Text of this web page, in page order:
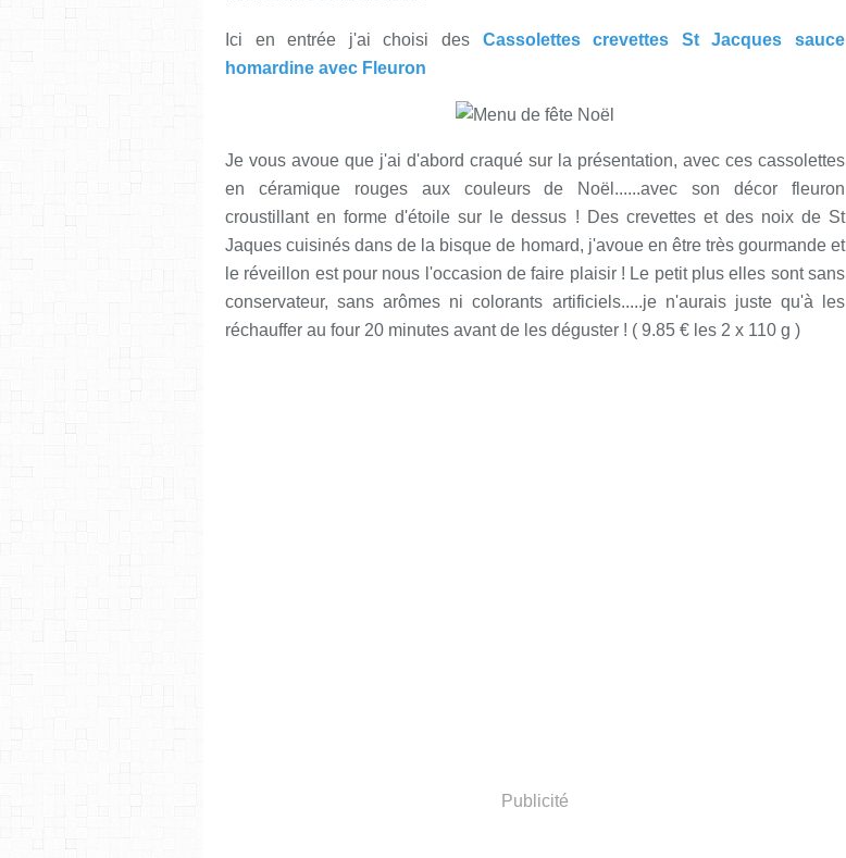
Ici en entrée j'ai choisi des
Cassolettes crevettes St Jacques sauce
homardine avec Fleuron
Je vous avoue que j'ai d'abord craqué sur la présentation, avec ces cassolettes
en céramique rouges aux couleurs de Noël......avec son décor fleuron
croustillant en forme d'étoile sur le dessus ! Des crevettes et des noix de St
Jaques cuisinés dans de la bisque de homard, j'avoue en être très gourmande et
le réveillon est pour nous l'occasion de faire plaisir ! Le petit plus elles sont sans
conservateur, sans arômes ni colorants artificiels.....je n'aurais juste qu'à les
réchauffer au four 20 minutes avant de les déguster ! ( 9.85 € les 2 x 110 g )
Publicité